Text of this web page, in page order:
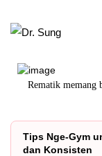
Rematik memang
Tips Nge-Gym
dan Konsisten